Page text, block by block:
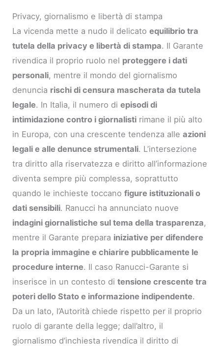
Privacy, giornalismo e libertà di stampa
La vicenda mette a nudo il delicatoequilibrio tra
tutela della privacy e libertà di stampa. Il Garante
rivendica il proprio ruolo nel proteggere i dati
personali, mentre il mondo del giornalismo
denuncia rischi di censura mascherata da tutela
legale. In Italia, il numero diepisodi di
intimidazione contro i giornalisti rimane il più alto
in Europa, con una crescente tendenza alleazioni
legali e alle denunce strumentali. L’intersezione
tra diritto alla riservatezza e diritto all’informazione
diventa sempre più complessa, soprattutto
quando le inchieste toccanofigure istituzionali o
dati sensibili. Ranucci ha annunciato nuove
indagini giornalistiche sul tema della trasparenza,
mentre il Garante prepara iniziative per difendere
la propria immagine e chiarire pubblicamente le
procedure interne. Il caso Ranucci-Garante si
inserisce in un contesto ditensione crescente tra
poteri dello Stato e informazione indipendente.
Da un lato, l’Autorità chiede rispetto per il proprio
ruolo di garante della legge; dall’altro, il
giornalismo d’inchiesta rivendica il diritto di